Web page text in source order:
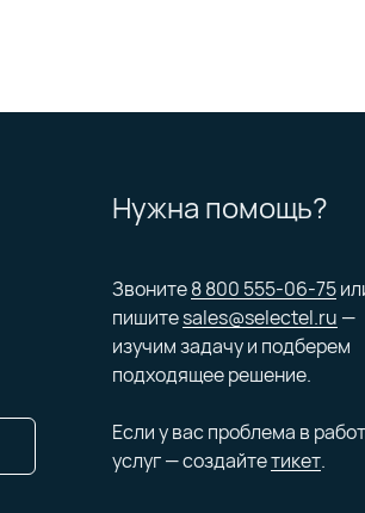
Нужна помощь?
Звоните8 800 555-06-75
пишитеsales@selectel.ru —
изучим задачу и подберем
подходящее решение.
Если у вас проблема в
услуг — создайтетикет.